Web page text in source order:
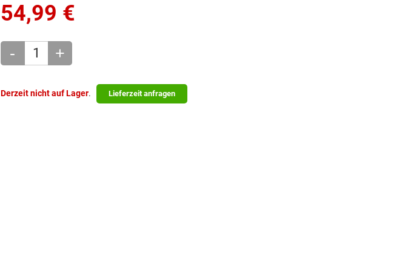
54,99 €
- +
Derzeit nicht auf Lager. Lieferzeit anfragen